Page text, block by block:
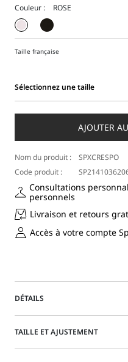
Couleur :
Taille française
Sélectionnez une taille
une
AJOUTER
Nom du produit :
SPXCRESPO
Code produit :
Consultations
personnels
Livraison et retours
Accès à votre compte
DÉTAILS
Short de jogging en satin
taille, sont mêlés à des
TAILLE ET AJUSTEMENT